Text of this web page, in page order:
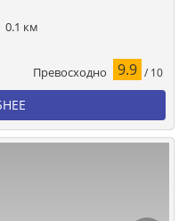
0.1 км
Превосходно 9.9 / 10